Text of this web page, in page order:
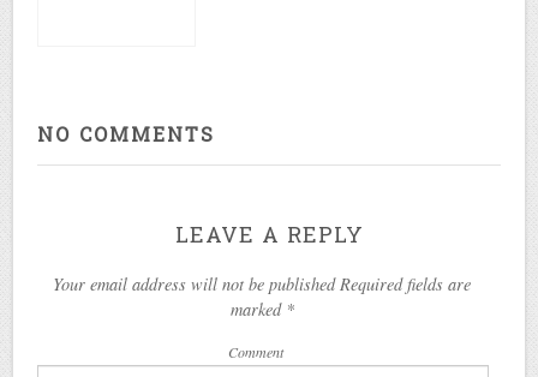
NO COMMENTS
LEAVE A REPLY
Your email address will not be published Required fields are
marked *
Comment